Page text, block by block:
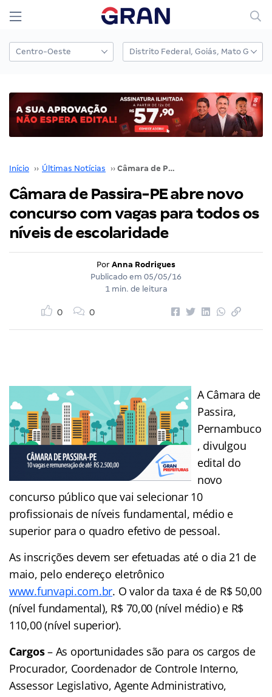
Início ›› Últimas Notícias ›› Câmara de Passira-PE abre novo concurso com vagas para todos os níveis de escolaridade
Câmara de Passira-PE abre novo
concurso com vagas para todos os
níveis de escolaridade
Por Anna Rodrigues
Publicado em 05/05/16
1 min. de leitura
0 0
A Câmara de
Passira,
Pernambuco
, divulgou
edital do
novo
concurso público que vai selecionar 10
profissionais de níveis fundamental, médio e
superior para o quadro efetivo de pessoal.
As inscrições devem ser efetuadas até o dia 21 de
maio, pelo endereço eletrônico
www.funvapi.com.br. O valor da taxa é de R$ 50,00
(nível fundamental), R$ 70,00 (nível médio) e R$
110,00 (nível superior).
Cargos– As oportunidades são para os cargos de
Procurador, Coordenador de Controle Interno,
Assessor Legislativo, Agente Administrativo,